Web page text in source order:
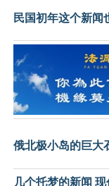
民国初年这个新闻
俄北极小岛的巨大
几个托梦的新闻